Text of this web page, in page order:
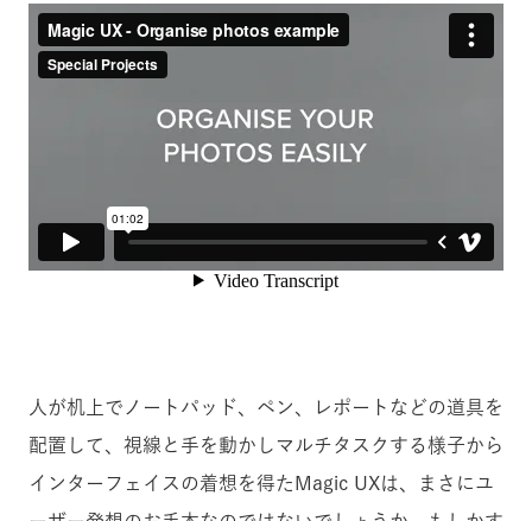
人が机上でノートパッド、ペン、レポートなどの道具を
配置して、視線と手を動かしマルチタスクする様子から
インターフェイスの着想を得たMagic UXは、まさにユ